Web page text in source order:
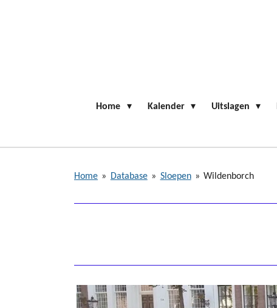
Home Kalender Uitslagen
Home » Database » Sloepen » Wildenborch